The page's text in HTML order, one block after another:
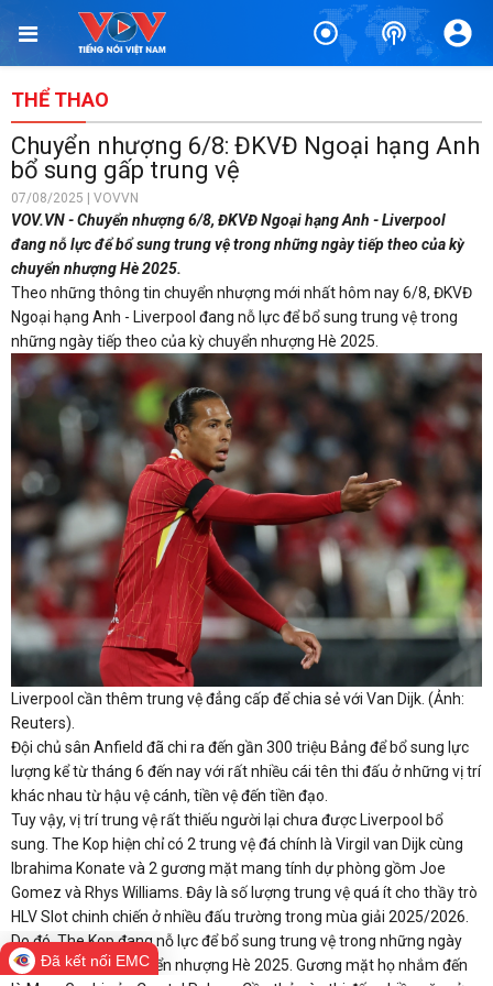
THỂ THAO
Chuyển nhượng 6/8: ĐKVĐ Ngoại hạng Anh
bổ sung gấp trung vệ
07/08/2025 | VOVVN
VOV.VN - Chuyển nhượng 6/8, ĐKVĐ Ngoại hạng Anh - Liverpool
đang nỗ lực để bổ sung trung vệ trong những ngày tiếp theo của kỳ
chuyển nhượng Hè 2025.
Theo những thông tin chuyển nhượng mới nhất hôm nay 6/8, ĐKVĐ
Ngoại hạng Anh - Liverpool đang nỗ lực để bổ sung trung vệ trong
những ngày tiếp theo của kỳ chuyển nhượng Hè 2025.
Liverpool cần thêm trung vệ đẳng cấp để chia sẻ với Van Dijk. (Ảnh:
Reuters).
Đội chủ sân Anfield đã chi ra đến gần 300 triệu Bảng để bổ sung lực
lượng kể từ tháng 6 đến nay với rất nhiều cái tên thi đấu ở những vị trí
khác nhau từ hậu vệ cánh, tiền vệ đến tiền đạo.
Tuy vậy, vị trí trung vệ rất thiếu người lại chưa được Liverpool bổ
sung. The Kop hiện chỉ có 2 trung vệ đá chính là Virgil van Dijk cùng
Ibrahima Konate và 2 gương mặt mang tính dự phòng gồm Joe
Gomez và Rhys Williams. Đây là số lượng trung vệ quá ít cho thầy trò
HLV Slot chinh chiến ở nhiều đấu trường trong mùa giải 2025/2026.
Do đó, The Kop đang nỗ lực để bổ sung trung vệ trong những ngày
tiếp theo của kỳ chuyển nhượng Hè 2025. Gương mặt họ nhắm đến
Đã kết nối EMC